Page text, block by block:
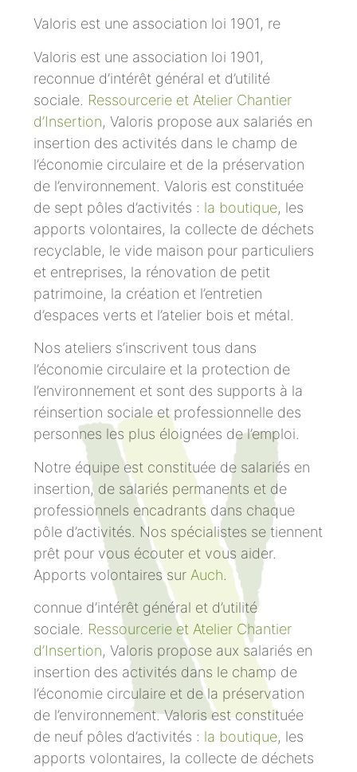
Valoris est une association loi 1901, re
Valoris est une association loi 1901,
reconnue d’intérêt général et d’utilité
sociale. Ressourcerie et Atelier Chantier
d’Insertion, Valoris propose aux salariés en
insertion des activités dans le champ de
l’économie circulaire et de la préservation
de l’environnement. Valoris est constituée
de sept pôles d’activités : la boutique, les
apports volontaires, la collecte de déchets
recyclable, le vide maison pour particuliers
et entreprises, la rénovation de petit
patrimoine, la création et l’entretien
d’espaces verts et l’atelier bois et métal.
Nos ateliers s’inscrivent tous dans
l’économie circulaire et la protection de
l’environnement et sont des supports à la
réinsertion sociale et professionnelle des
personnes les plus éloignées de l’emploi.
Notre équipe est constituée de salariés en
insertion, de salariés permanents et de
professionnels encadrants dans chaque
pôle d’activités. Nos spécialistes se tiennent
prêt pour vous écouter et vous aider.
Apports volontaires sur Auch.
connue d’intérêt général et d’utilité
sociale. Ressourcerie et Atelier Chantier
d’Insertion, Valoris propose aux salariés en
insertion des activités dans le champ de
l’économie circulaire et de la préservation
de l’environnement. Valoris est constituée
de neuf pôles d’activités : la boutique, les
apports volontaires, la collecte de déchets